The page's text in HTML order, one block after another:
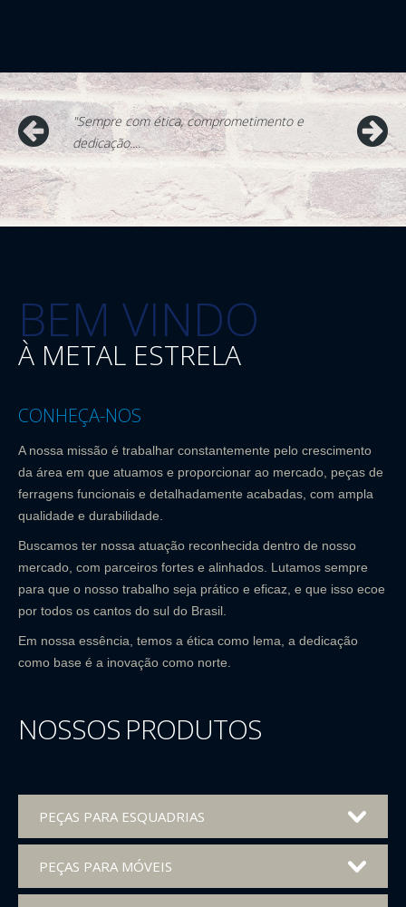
da
"Sempre com ética, comprometimento e
dedicação....
Previous Next
BEM VINDO
À METAL ESTRELA
CONHEÇA-NOS
A nossa missão é trabalhar constantemente pelo crescimento
da área em que atuamos e proporcionar ao mercado, peças de
ferragens funcionais e detalhadamente acabadas, com ampla
qualidade e durabilidade.
Buscamos ter nossa atuação reconhecida dentro de nosso
mercado, com parceiros fortes e alinhados. Lutamos sempre
para que o nosso trabalho seja prático e eficaz, e que isso ecoe
por todos os cantos do sul do Brasil.
Em nossa essência, temos a ética como lema, a dedicação
como base é a inovação como norte.
NOSSOS PRODUTOS
PEÇAS PARA ESQUADRIAS
Acessórios para esquadrias de madeira e ferro
PEÇAS PARA MÓVEIS